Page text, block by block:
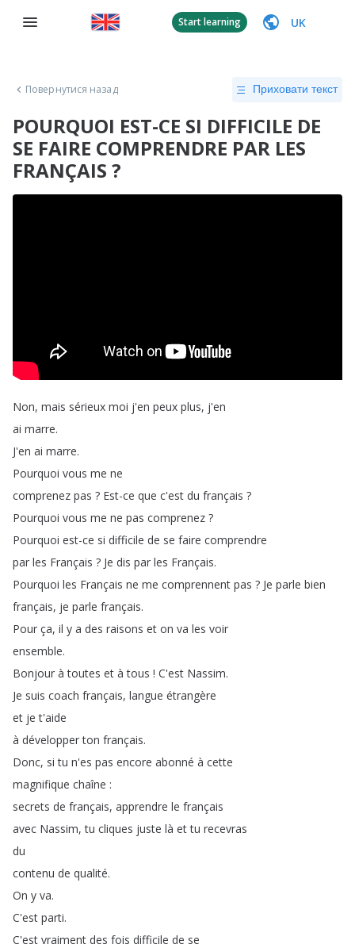
Start learning UK
Повернутися назад Приховати текст
POURQUOI EST-CE SI DIFFICILE DE
SE FAIRE COMPRENDRE PAR LES
FRANÇAIS ?
Non, mais sérieux moi j'en peux plus, j'en
ai marre.
J'en ai marre.
Pourquoi vous me ne
comprenez pas ? Est-ce que c'est du français ?
Pourquoi vous me ne pas comprenez ?
Pourquoi est-ce si difficile de se faire comprendre
par les Français ? Je dis par les Français.
Pourquoi les Français ne me comprennent pas ? Je parle bien
français, je parle français.
Pour ça, il y a des raisons et on va les voir
ensemble.
Bonjour à toutes et à tous ! C'est Nassim.
Je suis coach français, langue étrangère
et je t'aide
à développer ton français.
Donc, si tu n'es pas encore abonné à cette
magnifique chaîne :
secrets de français, apprendre le français
avec Nassim,tu cliques juste là et tu recevras
du
contenu de qualité.
On y va.
C'est parti.
C'est vraiment des fois difficile de se